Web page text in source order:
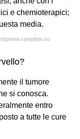
e chemioterapici;
media.
completa su
il tumore
si conosca.
entro
a tutte le cure